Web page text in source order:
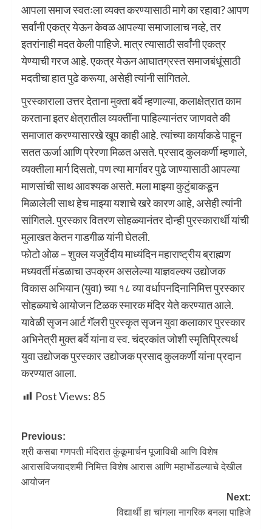
आपला समाज स्वतःला व्यक्त करण्यासाठी मागे का रहावा? आपण
सर्वांनी एकत्र येऊन केवळ आपल्या समाजालाच नव्हे, तर
इतरांनाही मदत केली पाहिजे. मात्र त्यासाठी सर्वांनी एकत्र
येण्याची गरज आहे. एकत्र येऊन आघातग्रस्त समाजबंधूंसाठी
मदतीचा हात पुढे करूया, असेही त्यांनी सांगितले.
पुरस्काराला उत्तर देताना मुक्ता बर्वे म्हणाल्या, कलाक्षेत्रात काम
करताना इतर क्षेत्रातील व्यक्तींना पाहिल्यानंतर जाणवते की
समाजात करण्यासारखे खूप काही आहे. त्यांच्या कार्याकडे पाहून
सतत ऊर्जा आणि प्रेरणा मिळत असते. प्रसाद कुलकर्णी म्हणाले,
व्यक्तीला मार्ग दिसतो, पण त्या मार्गावर पुढे जाण्यासाठी आपल्या
माणसांची साथ आवश्यक असते. मला माझ्या कुटुंबाकडून
मिळालेली साथ हेच माझ्या यशाचे खरे कारण आहे, असेही त्यांनी
सांगितले. पुरस्कार वितरण सोहळ्यानंतर दोन्ही पुरस्कारार्थी यांची
मुलाखत केतन गाडगीळ यांनी घेतली.
फोटो ओळ – शुक्ल यजुर्वेदीय माध्यंदिन महाराष्ट्रीय ब्राह्मण
मध्यवर्ती मंडळाचा उपक्रम असलेल्या याज्ञवल्क्य उद्योजक
विकास अभियान (युवा) च्या १८ व्या वर्धापनदिनानिमित्त पुरस्कार
सोहळ्याचे आयोजन टिळक स्मारक मंदिर येते करण्यात आले.
यावेळी सृजन आर्ट गॅलरी पुरस्कृत सृजन युवा कलाकार पुरस्कार
अभिनेत्री मुक्त बर्वे यांना व स्व. चंद्रकांत जोशी स्मृतिप्रित्यर्थ
युवा उद्योजक पुरस्कार उद्योजक प्रसाद कुलकर्णी यांना प्रदान
करण्यात आला.
Post Views: 85
Previous:
श्री कसबा गणपती मंदिरात कुंकूमार्चन पूजाविधी आणि विशेष
आरासविजयादशमी निमित्त विशेष आरास आणि महाभोंडल्याचे देखील
आयोजन
Next:
विद्यार्थी हा चांगला नागरिक बनला पाहिजे